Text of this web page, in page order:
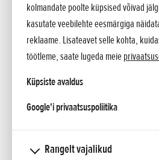
kolmandate poolte küpsised võivad
kasutate veebilehte eesmärgiga
reklaame. Lisateavet selle kohta,
töötleme, saate lugeda meie
Küpsiste avaldus
Google'i privaatsuspoliitikaopens in a
Rangelt vajalikud
Uus 16YM Honda CRF1000L